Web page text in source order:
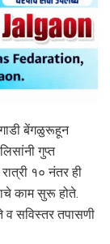
बेंगळुरूहून
गुप्त
१० नंतर ही
काम सुरू होते.
सविस्तर तपासणी